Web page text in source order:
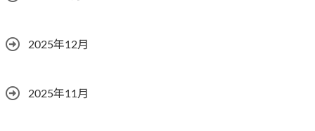
2025年12月
2025年11月